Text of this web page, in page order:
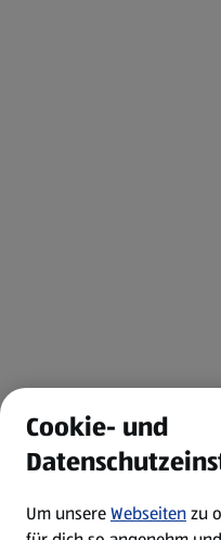
Cookie- und
Um unsereWebseitenzu